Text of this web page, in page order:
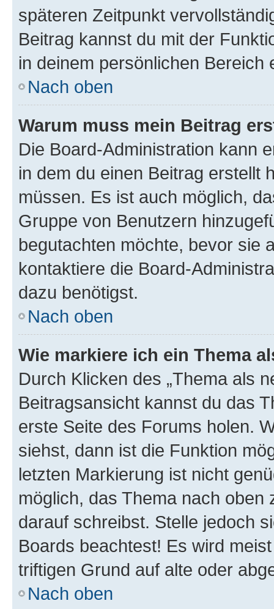
späteren Zeitpunkt
Beitrag kannst du mit der
in deinem persönlichen Bereich
Nach oben
Warum muss mein Beitrag
Die Board-Administration kann
in dem du einen Beitrag erstellt
müssen. Es ist auch möglich,
Gruppe von Benutzern
begutachten möchte, bevor sie
kontaktiere die Board-
dazu benötigst.
Nach oben
Wie markiere ich ein Thema
Durch Klicken des „Thema als
Beitragsansicht kannst du das
erste Seite des Forums holen.
siehst, dann ist die Funktion
letzten Markierung ist nicht
möglich, das Thema nach oben
darauf schreibst. Stelle jedoch
Boards beachtest! Es wird
triftigen Grund auf alte oder
Nach oben